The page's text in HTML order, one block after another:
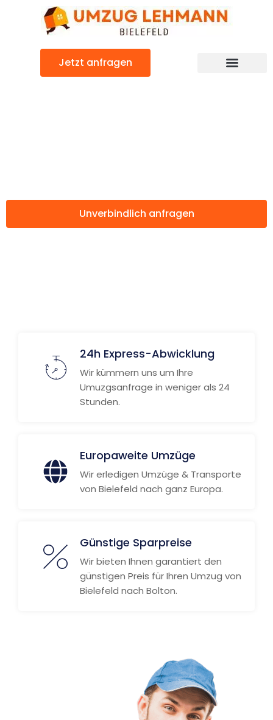
Jetzt anfragen
Unverbindlich anfragen
24h Express-Abwicklung
Wir kümmern uns um Ihre
Umuzgsanfrage in weniger als 24
Stunden.
Europaweite Umzüge
Wir erledigen Umzüge & Transporte
von Bielefeld nach ganz Europa.
Günstige Sparpreise
Wir bieten Ihnen garantiert den
günstigen Preis für Ihren Umzug von
Bielefeld nach Bolton.